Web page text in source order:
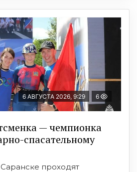
6 АВГУСТА 2026, 9:29 6
— чемпионка
спасательному
Саранске проходят